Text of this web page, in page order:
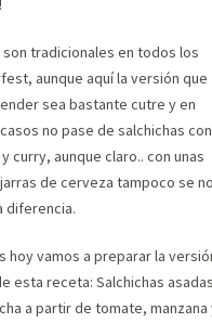
son tradicionales en todos los
aunque aquí la versión que
sea bastante cutre y en
no pase de salchichas con
curry, aunque claro.. con unas
de cerveza tampoco se
diferencia.
hoy vamos a preparar la
esta receta: Salchichas
a partir de tomate, manzana